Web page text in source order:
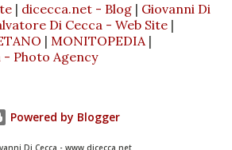
| dicecca.net - Blog | Giovanni Di
Di Cecca - Web Site |
| MONITOPEDIA|
Photo Agency
Powered by Blogger